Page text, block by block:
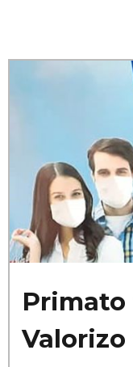
Primato
Valorizo